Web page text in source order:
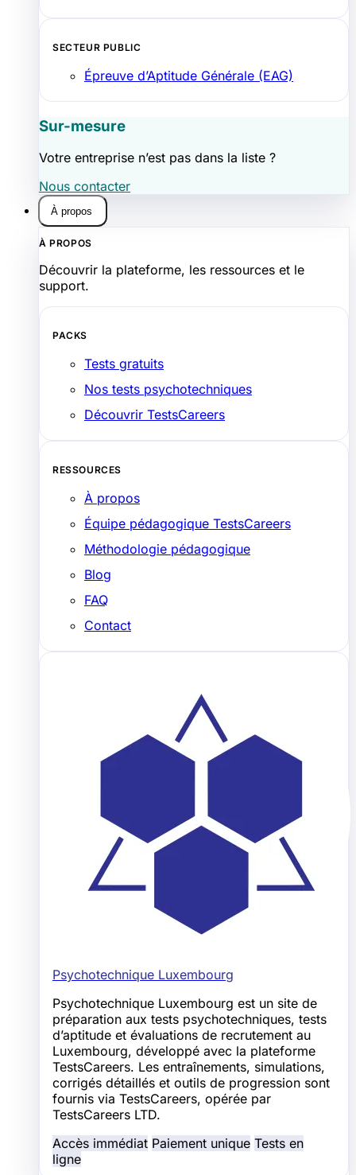
SECTEUR PUBLIC
Épreuve d’Aptitude Générale (EAG)
Sur-mesure
Votre entreprise n’est pas dans la liste ?
Nous contacter
À propos
À PROPOS
Découvrir la plateforme, les ressources et le
support.
PACKS
Tests gratuits
Nos tests psychotechniques
Découvrir TestsCareers
RESSOURCES
À propos
Équipe pédagogique TestsCareers
Méthodologie pédagogique
Blog
FAQ
Contact
Psychotechnique Luxembourg
Psychotechnique Luxembourg est un site de
préparation aux tests psychotechniques, tests
d’aptitude et évaluations de recrutement au
Luxembourg, développé avec la plateforme
TestsCareers. Les entraînements, simulations,
corrigés détaillés et outils de progression sont
fournis via TestsCareers, opérée par
TestsCareers LTD.
Accès immédiat Paiement unique Tests en
ligne